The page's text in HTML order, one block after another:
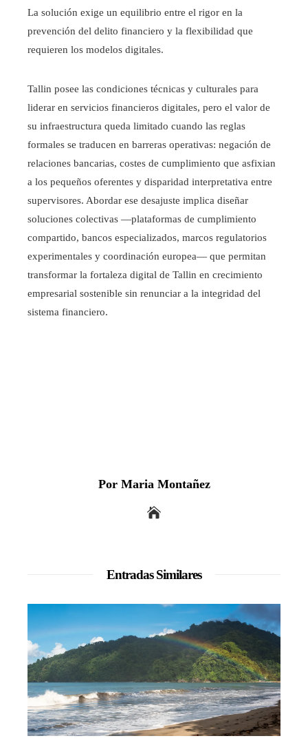
La solución exige un equilibrio entre el rigor en la
prevención del delito financiero y la flexibilidad que
requieren los modelos digitales.
Tallin posee las condiciones técnicas y culturales para
liderar en servicios financieros digitales, pero el valor de
su infraestructura queda limitado cuando las reglas
formales se traducen en barreras operativas: negación de
relaciones bancarias, costes de cumplimiento que asfixian
a los pequeños oferentes y disparidad interpretativa entre
supervisores. Abordar ese desajuste implica diseñar
soluciones colectivas —plataformas de cumplimiento
compartido, bancos especializados, marcos regulatorios
experimentales y coordinación europea— que permitan
transformar la fortaleza digital de Tallin en crecimiento
empresarial sostenible sin renunciar a la integridad del
sistema financiero.
Por Maria Montañez
Entradas Similares